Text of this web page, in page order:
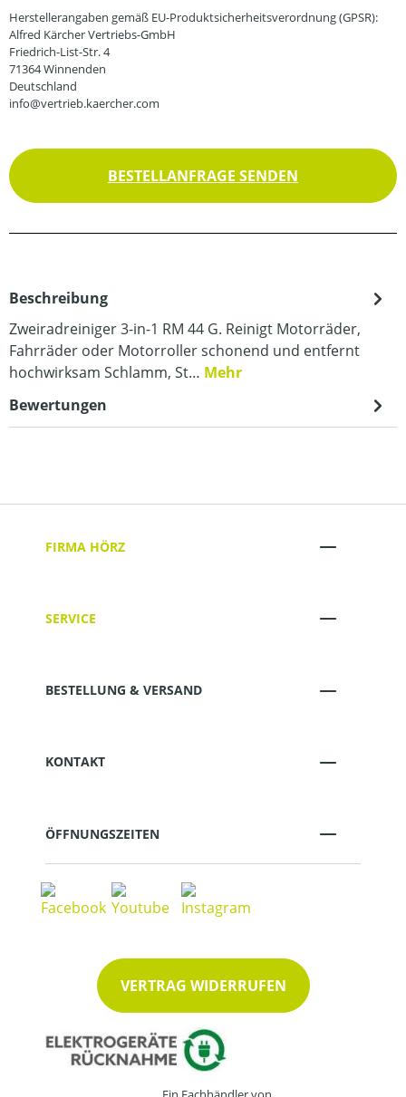
Herstellerangaben gemäß EU-Produktsicherheitsverordnung (GPSR):
Alfred Kärcher Vertriebs-GmbH
Friedrich-List-Str. 4
71364 Winnenden
Deutschland
info@vertrieb.kaercher.com
BESTELLANFRAGE SENDEN
Beschreibung
Zweiradreiniger 3-in-1 RM 44 G. Reinigt Motorräder,
Fahrräder oder Motorroller schonend und entfernt
hochwirksam Schlamm, St… Mehr
Bewertungen
FIRMA HÖRZ
SERVICE
BESTELLUNG & VERSAND
KONTAKT
ÖFFNUNGSZEITEN
VERTRAG WIDERRUFEN